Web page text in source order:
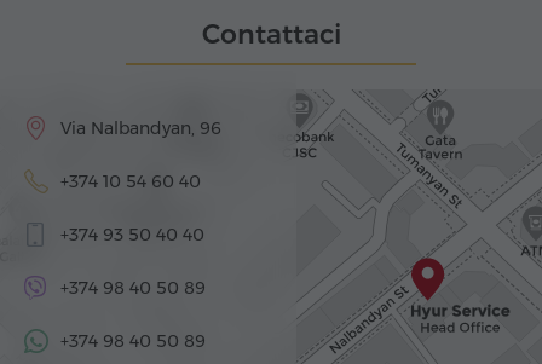
Contattaci
Via Nalbandyan, 96
+374 10 54 60 40
+374 93 50 40 40
+374 98 40 50 89
+374 98 40 50 89